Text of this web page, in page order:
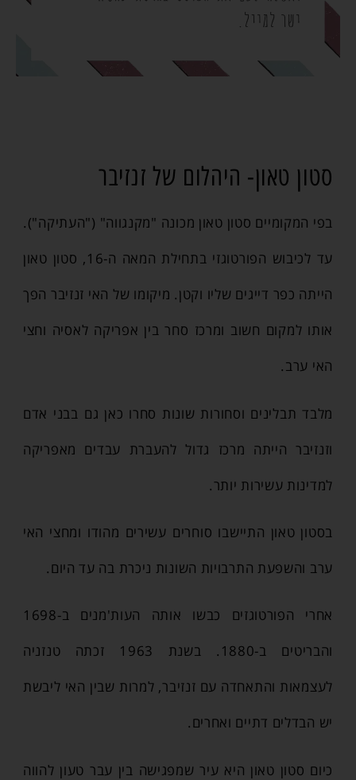
סטון טאון- היהלום של זנזיבר
בפי המקומיים סטון טאון מכונה "מקנגווה" ("העתיקה").
עד לכיבוש הפורטוגזי בתחילת המאה ה-16, סטון טאון
הייתה כפר דייגים שליו וקטן. מיקומו של האי זנזיבר הפך
אותו למקום חשוב ומרכז סחר בין אפריקה לאסיה וחצי
האי ערב.
מלבד תבלינים וסחורות שונות סחרו כאן גם בבני אדם
וזנזיבר הייתה מרכז גדול להעברת עבדים מאפריקה
למדינות עשירות יותר.
בסטון טאון התיישבו סוחרים עשירים מהודו ומחצי האי
ערב והשפעת התרבויות השונות ניכרת בה עד היום.
אחרי הפורטוגזים כבשו אותה העות'מנים ב-1698
והבריטים ב-1880. בשנת 1963 זכתה טנזניה
לעצמאות והתאחדה עם זנזיבר, למרות שבין האי ליבשת
יש הבדלים דתיים ואחרים.
כיום סטון טאון היא עיר שמפגישה בין עבר טעון להווה